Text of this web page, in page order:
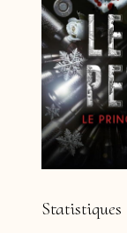
Statistiques